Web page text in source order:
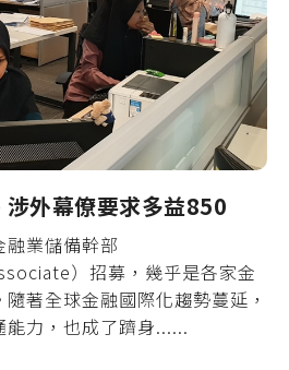
外幕僚要求多益850
業儲備幹部
）招募，幾乎是各家金
著全球金融國際化趨勢蔓延，
力，也成了躋身......